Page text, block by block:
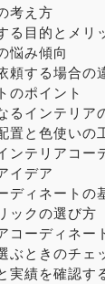
考え方
る目的とメリ
悩み傾向
頼する場合の
のポイント
るインテリア
置と色使いの
ンテリアコー
イデア
ディネートの
ックの選び方
コーディネー
ぶときのチェ
実績を確認す